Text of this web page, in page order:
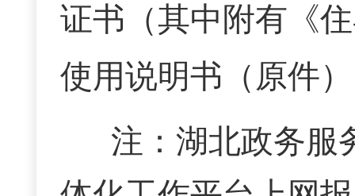
证书（其中附有《
使用说明书（原件
注：湖北政务服